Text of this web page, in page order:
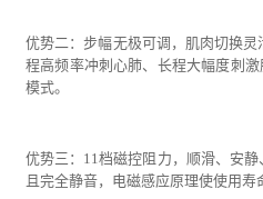
优势二：步幅无极可调，肌肉切换
程高频率冲刺心肺、长程大幅度刺
模式。
优势三：11档磁控阻力，顺滑、安
且完全静音，电磁感应原理使使用寿